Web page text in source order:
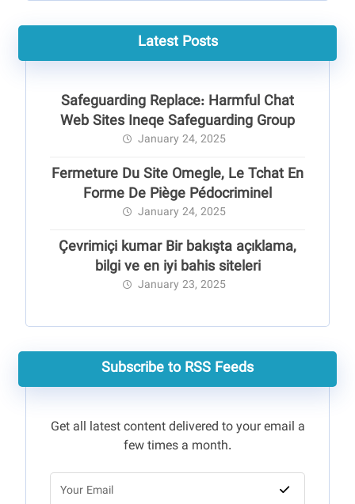
Latest Posts
Safeguarding Replace: Harmful Chat
Web Sites Ineqe Safeguarding Group
January 24, 2025
Fermeture Du Site Omegle, Le Tchat En
Forme De Piège Pédocriminel
January 24, 2025
Çevrimiçi kumar Bir bakışta açıklama,
bilgi ve en iyi bahis siteleri
January 23, 2025
Subscribe to RSS Feeds
Get all latest content delivered to your email a
few times a month.